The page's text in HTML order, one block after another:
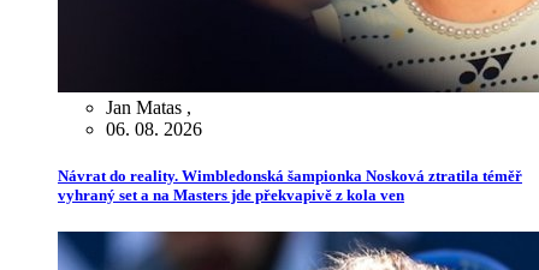
Jan Matas ,
06. 08. 2026
Návrat do reality. Wimbledonská šampionka Nosková ztratila téměř
vyhraný set a na Masters jde překvapivě z kola ven